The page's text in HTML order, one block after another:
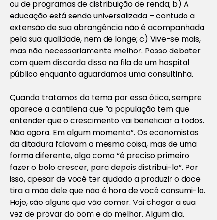
ou de programas de distribuição de renda; b) A
educação está sendo universalizada – contudo a
extensão de sua abrangência não é acompanhada
pela sua qualidade, nem de longe; c) Vive-se mais,
mas não necessariamente melhor. Posso debater
com quem discorda disso na fila de um hospital
público enquanto aguardamos uma consultinha.
Quando tratamos do tema por essa ótica, sempre
aparece a cantilena que “a população tem que
entender que o crescimento vai beneficiar a todos.
Não agora. Em algum momento”. Os economistas
da ditadura falavam a mesma coisa, mas de uma
forma diferente, algo como “é preciso primeiro
fazer o bolo crescer, para depois distribui-lo”. Por
isso, apesar de você ter ajudado a produzir o doce
tira a mão dele que não é hora de você consumi-lo.
Hoje, são alguns que vão comer. Vai chegar a sua
vez de provar do bom e do melhor. Algum dia.